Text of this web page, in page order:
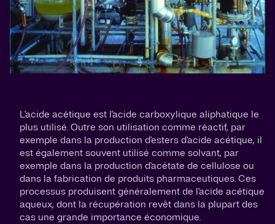
L'acide acétique est l'acide carboxylique aliphatique le
plus utilisé. Outre son utilisation comme réactif, par
exemple dans la production d'esters d'acide acétique, il
est également souvent utilisé comme solvant, par
exemple dans la production d'acétate de cellulose ou
dans la fabrication de produits pharmaceutiques. Ces
processus produisent généralement de l'acide acétique
aqueux, dont la récupération revêt dans la plupart des
cas une grande importance économique.